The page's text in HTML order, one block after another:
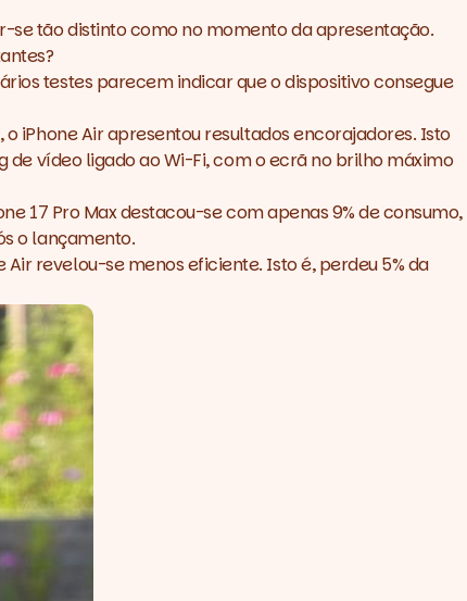
se tão distinto como no momento da apresentação.
testes parecem indicar que o dispositivo consegue
iPhone Air apresentou resultados encorajadores. Isto
de vídeo ligado ao Wi-Fi, com o ecrã no brilho máximo
17 Pro Maxdestacou-se com apenas 9% de consumo,
o lançamento.
revelou-se menos eficiente. Isto é, perdeu 5% da